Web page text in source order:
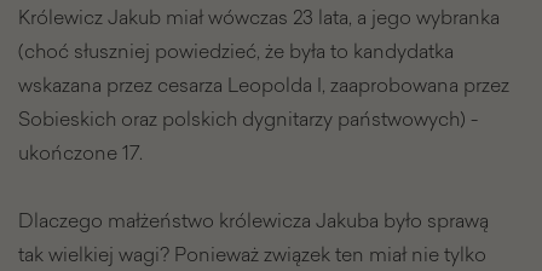
Królewicz Jakub miał wówczas 23 lata, a jego wybranka
(choć słuszniej powiedzieć, że była to kandydatka
wskazana przez cesarza Leopolda I, zaaprobowana przez
Sobieskich oraz polskich dygnitarzy państwowych) -
ukończone 17.
Dlaczego małżeństwo królewicza Jakuba było sprawą
tak wielkiej wagi? Ponieważ związek ten miał nie tylko